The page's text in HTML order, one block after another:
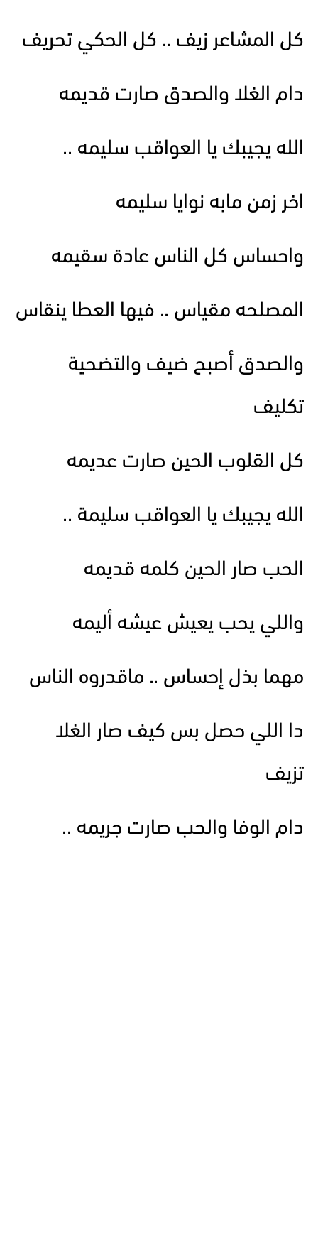
كل المشاعر زيف .. كل الحكي تحريف
دام الغلا والصدق صارت قديمه
الله يجيبك يا العواقب سليمه ..
اخر زمن مابه نوايا سليمه
واحساس كل الناس عادة سقيمه
المصلحه مقياس .. فيها العطا ينقاس
والصدق أصبح ضيف والتضحية
تكليف
كل القلوب الحين صارت عديمه
الله يجيبك يا العواقب سليمة ..
الحب صار الحين كلمه قديمه
واللي يحب يعيش عيشه أليمه
مهما بذل إحساس .. ماقدروه الناس
دا اللي حصل بس كيف صار الغلا
تزيف
دام الوفا والحب صارت جريمه ..